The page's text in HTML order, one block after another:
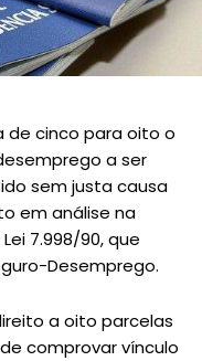
de cinco para oito o
a ser
sem justa causa
em análise na
7.998/90, que
Desemprego.
a oito parcelas
comprovar vínculo